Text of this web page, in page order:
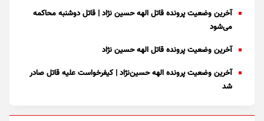
آخرین وضعیت پرونده قاتل الهه حسین نژاد | قاتل دوشنبه محاکمه
می‌شود
آخرین وضعیت پرونده قاتل الهه حسین نژاد
آخرین وضعیت پرونده الهه حسین‌نژاد | کیفرخواست علیه قاتل صادر
شد